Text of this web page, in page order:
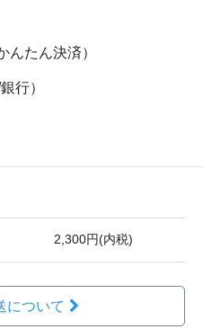
んたん決済）
行）
2,300円(内税)
について